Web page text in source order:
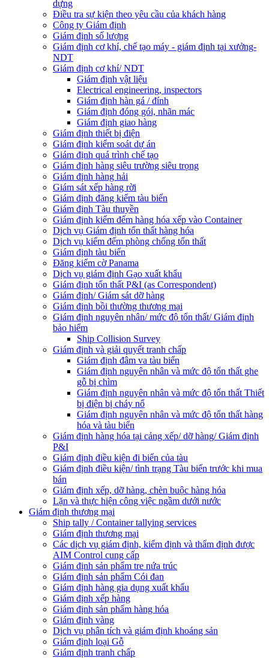
dựng
Điều tra sự kiện theo yêu cầu của khách hàng
Công ty Giám định
Giám định số lượng
Giám định cơ khí, chế tạo máy - giám định tại xưởng-
NDT
Giám định cơ khí/ NDT
Giám định vật liệu
Electrical engineering, inspectors
Giám định hàn gá / đính
Giám định đóng gói, nhãn mác
Giám định giao hàng
Giám định thiết bị điện
Giám định kiểm soát dự án
Giám định quá trình chế tạo
Giám định hàng siêu trường siêu trọng
Giám định hàng hải
Giám sát xếp hàng rời
Giám định đăng kiểm tàu biển
Giám định Tàu thuyền
Giám định kiểm đếm hàng hóa xếp vào Container
Dịch vụ Giám định tổn thất hàng hóa
Dịch vụ kiểm đếm phòng chống tổn thất
Giám định tàu biển
Đăng kiểm cờ Panama
Dịch vụ giám định Gạo xuất khẩu
Giám định tổn thất P&I (as Correspondent)
Giám định/ Giám sát dỡ hàng
Giám định bồi thường thương mại
Giám định nguyên nhân/ mức độ tổn thất/ Giám định
bảo hiểm
Ship Collision Survey
Giám định và giải quyết tranh chấp
Giám định đâm va tàu biển
Giám định nguyên nhân và mức độ tổn thất ghe
gỗ bị chìm
Giám định nguyên nhân và mức độ tổn thất Thiết
bị điện bị cháy nổ
Giám định nguyên nhân và mức độ tổn thất hàng
hóa và tàu biển
Giám định hàng hóa tại cảng xếp/ dỡ hàng/ Giám định
P&I
Giám định điều kiện đi biển của tàu
Giám định điều kiện/ tình trạng Tàu biển trước khi mua
bán
Giám định xếp, dỡ hàng, chèn buộc hàng hóa
Lặn và thực hiện công việc ngầm dưới nước
Giám định thương mại
Ship tally / Container tallying services
Giám định thương mại
Các dịch vụ giám định, kiểm định và thẩm định được
AIM Control cung cấp
Giám định sản phẩm tre nứa trúc
Giám định sản phẩm Cói đan
Giám định hàng gia dụng xuất khẩu
Giám định xếp hàng
Giám định sản phẩm hàng hóa
Giám định vàng
Dịch vụ phân tích và giám định khoáng sản
Giám định loại Gỗ
Giám định tranh chấp